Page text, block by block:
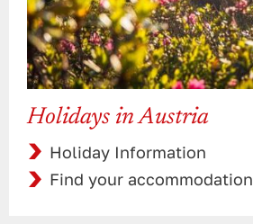
Holidays in Austria
Holiday Information
Find your accommodation